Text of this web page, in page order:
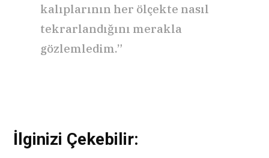
kalıplarının her ölçekte nasıl
tekrarlandığını merakla
gözlemledim.”
İlginizi Çekebilir: